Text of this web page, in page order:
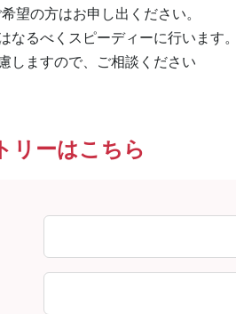
望の方はお申し出ください。
なるべくスピーディーに行います。
しますので、ご相談ください
リーはこちら